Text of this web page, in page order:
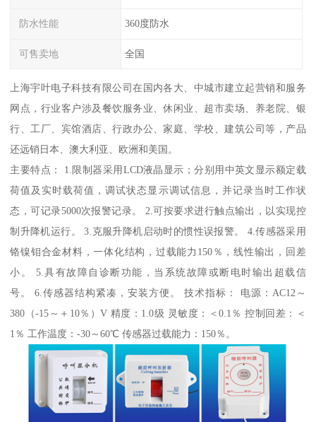
防水性能 360度防水
可售卖地 全国
上海宇叶电子科技有限公司在国内各大、中城市建立起营销和服务
网点，行业客户涉及餐饮服务业、休闲业、超市卖场、养老院、银
行、工厂、宾馆酒店、行政办公、家庭、学校、建筑公司等，产品
还远销日本、澳大利亚、欧洲和美国。
主要特点： 1.限制器采用LCD液晶显示；分别用中英文显示额定载
荷值及实时载荷值，调试状态显示调试信息，并记录当时工作状
态，可记录5000次报警记录。 2.可按要求进行触点输出，以实现控
制升降机运行。 3.克服升降机启动时的惯性误报警。 4.传感器采用
铬镍钼合金材料，一体化结构，过载能力150％，线性输出，回差
小。 5.具有故障自诊断功能，当系统故障或断电时输出超载信
号。 6.传感器结构紧凑，安装方便。 技术指标： 电源：AC12～
380（-15～＋10％）V 精度：1.0级 灵敏度：＜0.1％ 控制回差：＜
1％ 工作温度：-30～60℃ 传感器过载能力：150％。